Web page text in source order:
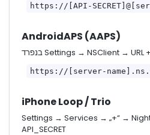
https://[API-
AndroidAPS (AAPS)
https://[server-
iPhone Loop / Trio
Settings → Services → „+“ →
API_SECRET